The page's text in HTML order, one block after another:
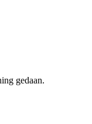
gedaan.